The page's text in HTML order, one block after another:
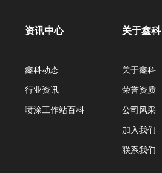
资讯中心
鑫科动态
行业资讯
喷涂工作站百科
关于鑫科
关于鑫科
荣誉资质
公司风采
加入我们
联系我们